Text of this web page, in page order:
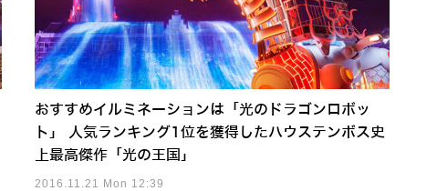
おすすめイルミネーションは「光のドラゴンロボッ
ト」 人気ランキング1位を獲得したハウステンボス史
上最高傑作「光の王国」
2016.11.21 Mon 12:39